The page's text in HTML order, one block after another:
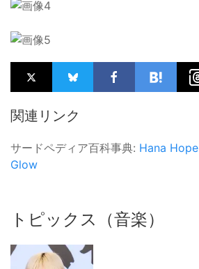
関連リンク
サードペディア百科事典: Hana Hope
Glow
トピックス（音楽）